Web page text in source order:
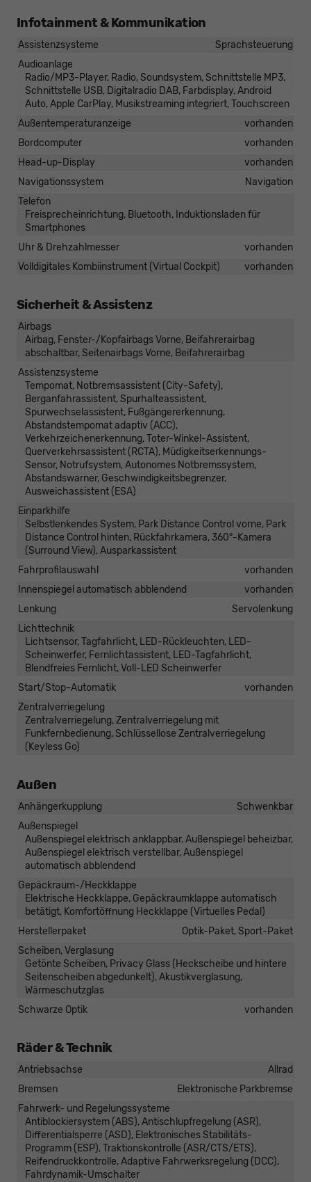
Infotainment & Kommunikation
Assistenzsysteme
Sprachsteuerung
Audioanlage
Radio/MP3-Player, Radio, Soundsystem, Schnittstelle MP3,
Schnittstelle USB, Digitalradio DAB, Farbdisplay, Android
Auto, Apple CarPlay, Musikstreaming integriert, Touchscreen
Außentemperaturanzeige
vorhanden
Bordcomputer
vorhanden
Head-up-Display
vorhanden
Navigationssystem
Navigation
Telefon
Freisprecheinrichtung, Bluetooth, Induktionsladen für
Smartphones
Uhr & Drehzahlmesser
vorhanden
Volldigitales Kombiinstrument (Virtual Cockpit)
vorhanden
Sicherheit & Assistenz
Airbags
Airbag, Fenster-/Kopfairbags Vorne, Beifahrerairbag
abschaltbar, Seitenairbags Vorne, Beifahrerairbag
Assistenzsysteme
Tempomat, Notbremsassistent (City-Safety),
Berganfahrassistent, Spurhalteassistent,
Spurwechselassistent, Fußgängererkennung,
Abstandstempomat adaptiv (ACC),
Verkehrzeichenerkennung, Toter-Winkel-Assistent,
Querverkehrsassistent (RCTA), Müdigkeitserkennungs-
Sensor, Notrufsystem, Autonomes Notbremssystem,
Abstandswarner, Geschwindigkeitsbegrenzer,
Ausweichassistent (ESA)
Einparkhilfe
Selbstlenkendes System, Park Distance Control vorne, Park
Distance Control hinten, Rückfahrkamera, 360°-Kamera
(Surround View), Ausparkassistent
Fahrprofilauswahl
vorhanden
Innenspiegel automatisch abblendend
vorhanden
Lenkung
Servolenkung
Lichttechnik
Lichtsensor, Tagfahrlicht, LED-Rückleuchten, LED-
Scheinwerfer, Fernlichtassistent, LED-Tagfahrlicht,
Blendfreies Fernlicht, Voll-LED Scheinwerfer
Start/Stop-Automatik
vorhanden
Zentralverriegelung
Zentralverriegelung, Zentralverriegelung mit
Funkfernbedienung, Schlüssellose Zentralverriegelung
(Keyless Go)
Außen
Anhängerkupplung
Schwenkbar
Außenspiegel
Außenspiegel elektrisch anklappbar, Außenspiegel beheizbar,
Außenspiegel elektrisch verstellbar, Außenspiegel
automatisch abblendend
Gepäckraum-/Heckklappe
Elektrische Heckklappe, Gepäckraumklappe automatisch
betätigt, Komfortöffnung Heckklappe (Virtuelles Pedal)
Herstellerpaket
Optik-Paket, Sport-Paket
Scheiben, Verglasung
Getönte Scheiben, Privacy Glass (Heckscheibe und hintere
Seitenscheiben abgedunkelt), Akustikverglasung,
Wärmeschutzglas
Schwarze Optik
vorhanden
Räder & Technik
Antriebsachse
Allrad
Bremsen
Elektronische Parkbremse
Fahrwerk- und Regelungssysteme
Antiblockiersystem (ABS), Antischlupfregelung (ASR),
Differentialsperre (ASD), Elektronisches Stabilitäts-
Programm (ESP), Traktionskontrolle (ASR/CTS/ETS),
Reifendruckkontrolle, Adaptive Fahrwerksregelung (DCC),
Fahrdynamik-Umschalter